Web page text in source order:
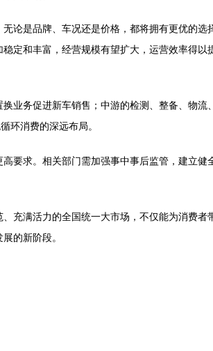
论是品牌、车况还是价格，都将拥有更优的选
定和丰富，经营规模有望扩大，运营效率得以
业务促进新车销售；中游的检测、整备、物流
环消费的深远布局。
要求。相关部门需加强事中事后监管，建立健
充满活力的全国统一大市场，不仅能为消费者
的新阶段。